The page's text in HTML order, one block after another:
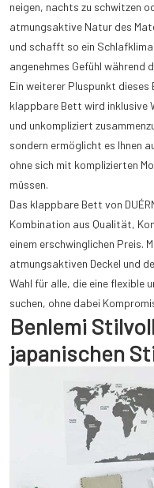
neigen, nachts zu schwitzen
atmungsaktive Natur des
und schafft so ein
angenehmes Gefühl
Ein weiterer Pluspunkt
klappbare Bett wird inklusive
und unkompliziert
sondern ermöglicht es Ihnen
ohne sich mit komplizierten
müssen.
Das klappbare Bett von
Kombination aus Qualität,
einem erschwinglichen Preis.
atmungsaktiven Deckel und
Wahl für alle, die eine flexible
suchen, ohne dabei
Benlemi
japanischen